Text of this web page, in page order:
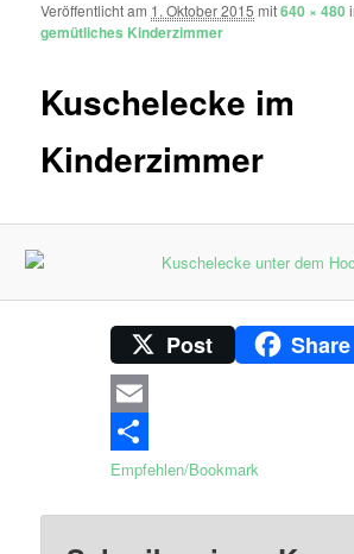
Bilder-Navigation
Kuschelecke im
Kinderzimmer
Veröffentlicht am 1. Oktober 2015 mit640 × 480
gemütliches Kinderzimmer
Post Share
Email
Empfehlen/Bookmark